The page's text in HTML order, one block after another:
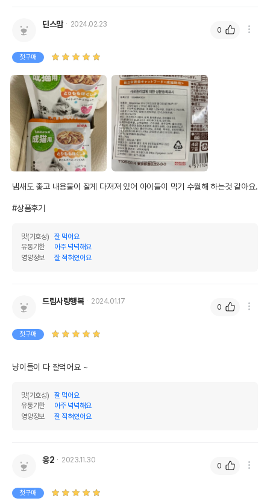
법에 의한 인증,허가 등을
받았음을 확인할수 있는
경우 그에 대한 사항
상세페이지 참조
제조국 또는 원산지 태국
제조자,수입품의 경우
수입자를 함께 표기
AIXIA//주식회사 가치앤가치
AS책임자와 전화번호
전화번호
유통기한
딘스맘 2024.02.23
첫구매
냄새도 좋고 내용물이 잘게 다져져 있어 아이들이 먹기 수월해 하는것 같아요.
#상품후기
맛(기호성)
잘 먹어요
유통기한
아주 넉넉해요
영양정보
잘 적혀있어요
0
드림사랑행복 2024.01.17
첫구매
냥이들이 다 잘먹어요 ~
맛(기호성)
잘 먹어요
유통기한
아주 넉넉해요
영양정보
잘 적혀있어요
0
옹2 2023.11.30
첫구매
0